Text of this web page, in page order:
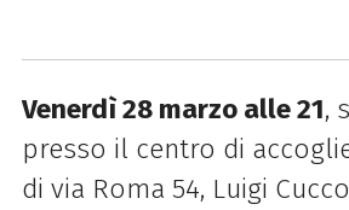
Venerdì 28 marzo alle 21,
presso il centro di
di via Roma 54, Luigi